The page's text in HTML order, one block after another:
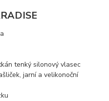
tenký silonový vlasec
jarní a velikonoční